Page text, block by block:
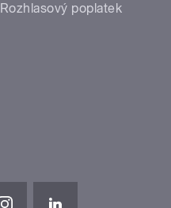
Rozhlasový poplatek